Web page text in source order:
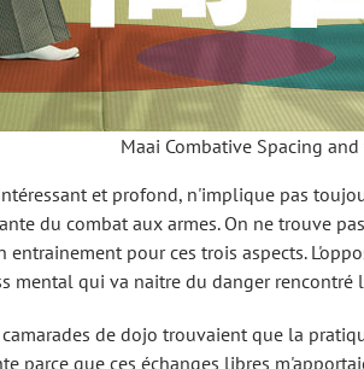
Maai Combative Spacing
et profond, n'implique pas
du combat aux armes. On ne trouve
entrainement pour ces trois aspects.
mental qui va naitre du danger rencontré
de dojo trouvaient que la
parce que ces échanges libres